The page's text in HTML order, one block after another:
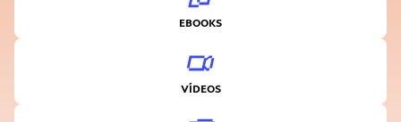
EBOOKS
VÍDEOS